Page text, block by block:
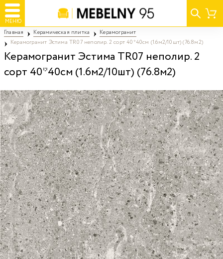
МЕНЮ
Главная Керамическая плитка
Керамогранит
Керамогранит Эстима TR07 неполир. 2 сорт 40*40см (1.6м2/10шт) (76.8м2)
Керамогранит Эстима TR07 неполир. 2
сорт 40*40см (1.6м2/10шт) (76.8м2)